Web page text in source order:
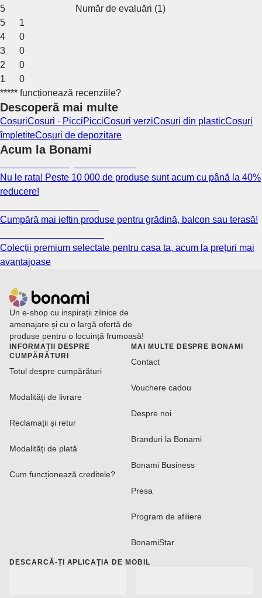
5
Număr de evaluări (1)
5
1
4
0
3
0
2
0
1
0
***** funcționează recenziile?
Descoperă mai multe
CoșuriCoșuri · PicciPicciCoșuri verziCoșuri din plasticCoșuri
împletiteCoșuri de depozitare
Acum la Bonami
Nu le rata! Peste 10 000 de produse sunt acum cu până la 40%
reducere!
Cumpără mai ieftin produse pentru grădină, balcon sau terasă!
Colecții premium selectate pentru casa ta, acum la prețuri mai
avantajoase
Un e-shop cu inspirații zilnice de
amenajare și cu o largă ofertă de
produse pentru o locuință frumoasă!
INFORMAȚII DESPRE
CUMPĂRĂTURI
Totul despre cumpărături
Modalități de livrare
Reclamații și retur
Modalități de plată
Cum funcționează creditele?
MAI MULTE DESPRE BONAMI
Contact
Vouchere cadou
Despre noi
Branduri la Bonami
Bonami Business
Presa
Program de afiliere
BonamiStar
DESCARCĂ-ȚI APLICAȚIA DE MOBIL